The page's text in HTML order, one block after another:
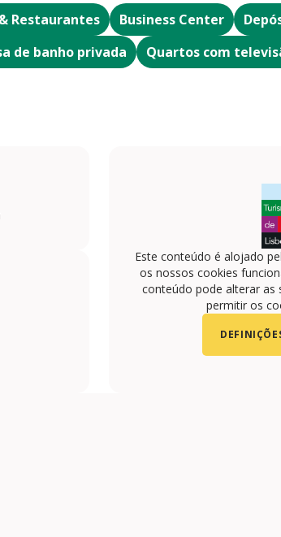
Restaurantes Business Center
de banho privada Quartos com
Este conteúdo é alojado
os nossos cookies
conteúdo pode alterar as
permitir os